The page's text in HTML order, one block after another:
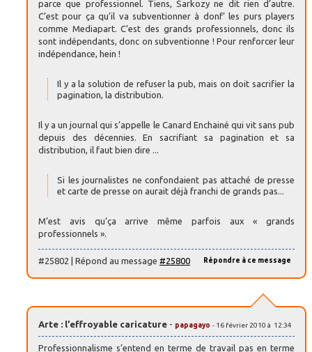
parce que professionnel. Tiens, Sarkozy ne dit rien d’autre.
C’est pour ça qu’il va subventionner à donf’ les purs players
comme Mediapart. C’est des grands professionnels, donc ils
sont indépendants, donc on subventionne ! Pour renforcer leur
indépendance, hein !
Il y a la solution de refuser la pub, mais on doit sacrifier la
pagination, la distribution.
Il y a un journal qui s’appelle le Canard Enchainé qui vit sans pub
depuis des décennies. En sacrifiant sa pagination et sa
distribution, il faut bien dire ...
Si les journalistes ne confondaient pas attaché de presse
et carte de presse on aurait déjà franchi de grands pas...
M’est avis qu’ça arrive même parfois aux « grands
professionnels ».
Répondre à ce message
#25802 | Répond au message #25800
Arte : l’effroyable caricature - papagayo - 16 février 2010 à 12:34
Professionnalisme s’entend en terme de travail pas en terme